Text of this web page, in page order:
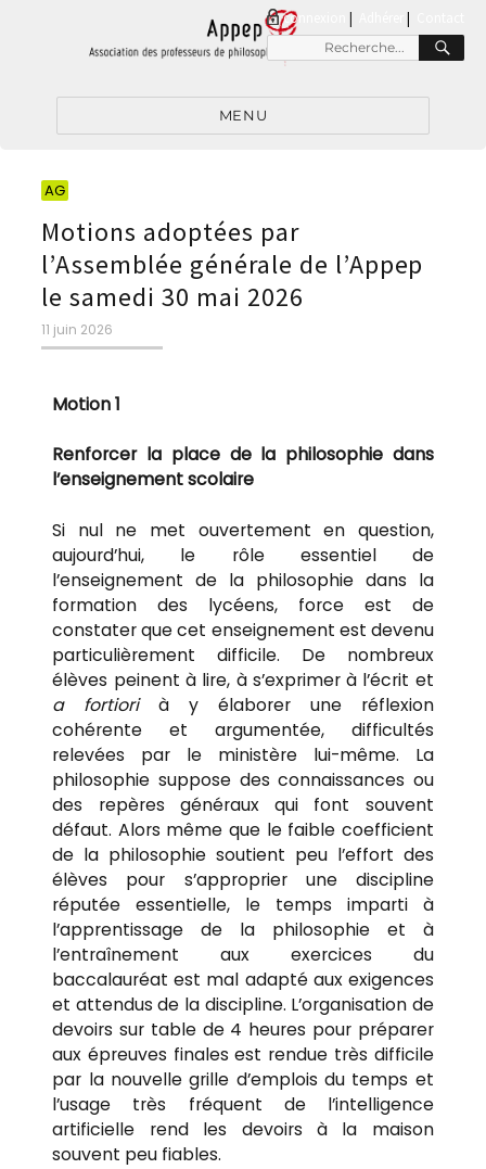
connexion |
MENU
AG
Motions adoptées par
l’Assemblée générale de l’Appep
le samedi 30 mai 2026
11 juin 2026
Motion 1
Renforcer la place de la philosophie dans
l’enseignement scolaire
Si nul ne met ouvertement en question,
aujourd’hui, le rôle essentiel de
l’enseignement de la philosophie dans la
formation des lycéens, force est de
constater que cet enseignement est devenu
particulièrement difficile. De nombreux
élèves peinent à lire, à s’exprimer à l’écrit et
a fortiorià y élaborer une réflexion
cohérente et argumentée, difficultés
relevées par le ministère lui-même. La
philosophie suppose des connaissances ou
des repères généraux qui font souvent
défaut. Alors même que le faible coefficient
de la philosophie soutient peu l’effort des
élèves pour s’approprier une discipline
réputée essentielle, le temps imparti à
l’apprentissage de la philosophie et à
l’entraînement aux exercices du
baccalauréat est mal adapté aux exigences
et attendus de la discipline. L’organisation de
devoirs sur table de 4 heures pour préparer
aux épreuves finales est rendue très difficile
par la nouvelle grille d’emplois du temps et
l’usage très fréquent de l’intelligence
artificielle rend les devoirs à la maison
souvent peu fiables.